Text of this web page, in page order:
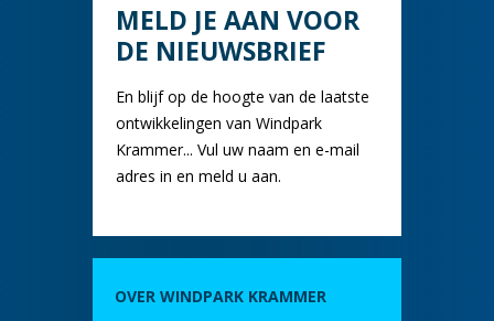
MELD JE AAN VOOR
DE NIEUWSBRIEF
En blijf op de hoogte van de laatste
ontwikkelingen van Windpark
Krammer... Vul uw naam en e-mail
adres in en meld u aan.
OVER WINDPARK KRAMMER